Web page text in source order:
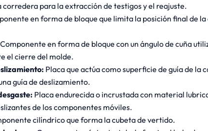
corredera para la extracción de testigos y el reajuste.
en forma de bloque que limita la posición final de
Componente en forma de bloque con un ángulo de cuña
el cierre del molde.
Placa que actúa como superficie de guía de la
guía de deslizamiento.
Placa endurecida o incrustada con material
de los componentes móviles.
cilíndrico que forma la cubeta de vertido.